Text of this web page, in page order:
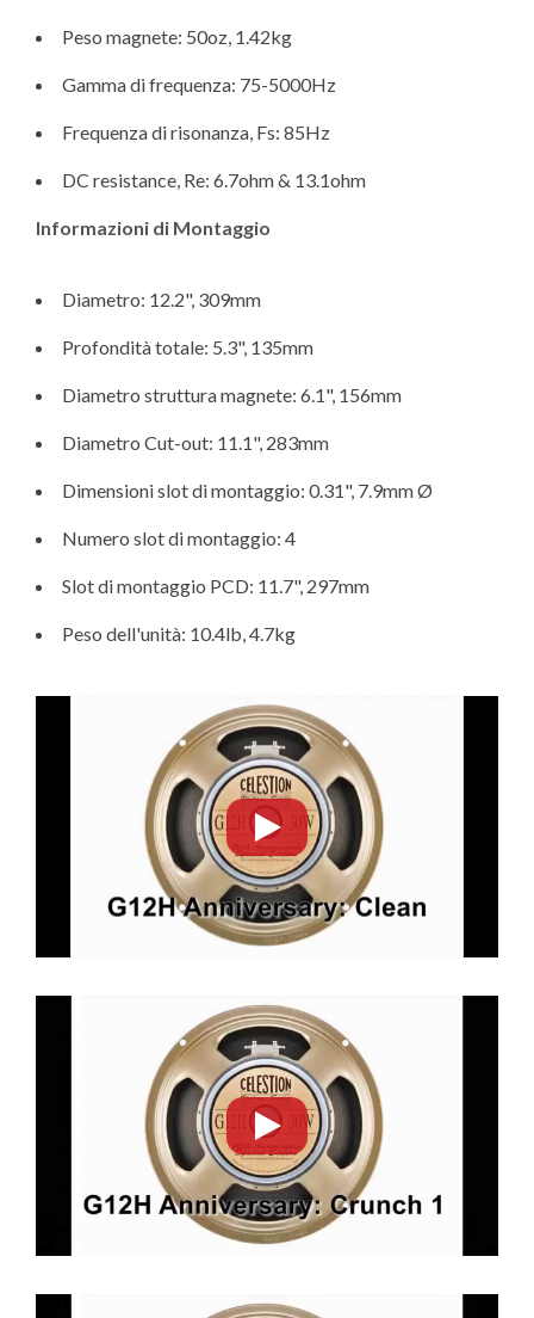
Peso magnete: 50oz, 1.42kg
Gamma di frequenza: 75-5000Hz
Frequenza di risonanza, Fs: 85Hz
DC resistance, Re: 6.7ohm & 13.1ohm
Informazioni di Montaggio
Diametro: 12.2", 309mm
Profondità totale: 5.3", 135mm
Diametro struttura magnete: 6.1", 156mm
Diametro Cut-out: 11.1", 283mm
Dimensioni slot di montaggio: 0.31", 7.9mm Ø
Numero slot di montaggio: 4
Slot di montaggio PCD: 11.7", 297mm
Peso dell'unità: 10.4lb, 4.7kg